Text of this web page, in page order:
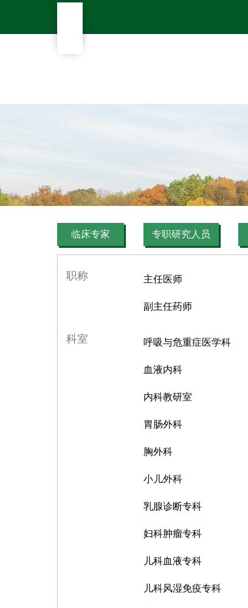
临床专家 专职研究人员
职称 主任医师
副主任药师
科室 呼吸与危重症医学科
血液内科
内科教研室
胃肠外科
胸外科
小儿外科
乳腺诊断专科
妇科肿瘤专科
儿科血液专科
儿科风湿免疫专科